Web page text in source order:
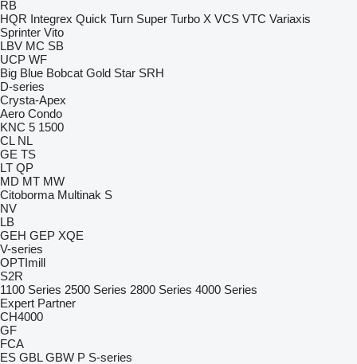
RB
HQR Integrex Quick Turn Super Turbo X VCS VTC Variaxis
Sprinter Vito
LBV MC SB
UCP WF
Big Blue Bobcat Gold Star SRH
D-series
Crysta-Apex
Aero Condo
KNC 5 1500
CL NL
GE TS
LT QP
MD MT MW
Citoborma Multinak S
NV
LB
GEH GEP XQE
V-series
OPTImill
S2R
1100 Series 2500 Series 2800 Series 4000 Series
Expert Partner
CH4000
GF
FCA
ES GBL GBW P S-series